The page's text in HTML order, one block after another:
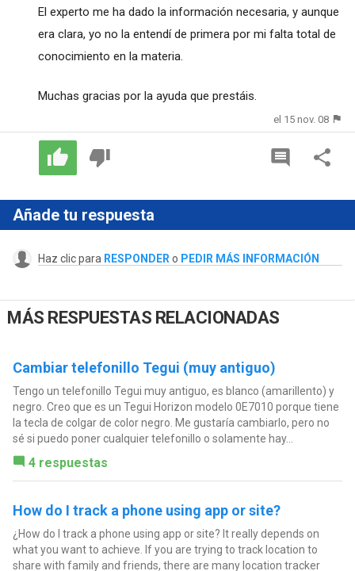
El experto me ha dado la información necesaria, y aunque
era clara, yo no la entendí de primera por mi falta total de
conocimiento en la materia.
Muchas gracias por la ayuda que prestáis.
el 15 nov. 08
Añade tu respuesta
Haz clic para RESPONDER o PEDIR MÁS INFORMACIÓN
MÁS RESPUESTAS RELACIONADAS
Cambiar telefonillo Tegui (muy antiguo)
Tengo un telefonillo Tegui muy antiguo, es blanco (amarillento) y
negro. Creo que es un Tegui Horizon modelo 0E7010 porque tiene
la tecla de colgar de color negro. Me gustaría cambiarlo, pero no
sé si puedo poner cualquier telefonillo o solamente hay...
4 respuestas
How do I track a phone using app or site?
¿How do I track a phone using app or site? It really depends on
what you want to achieve. If you are trying to track location to
share with family and friends, there are many location tracker